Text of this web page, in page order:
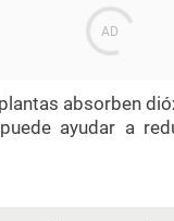
absorben
ayudar a